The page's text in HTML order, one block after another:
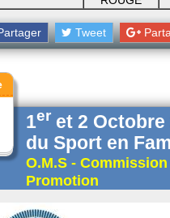
Tweet
1er et 2 Octobre
du Sport en
O.M.S -
Promotion